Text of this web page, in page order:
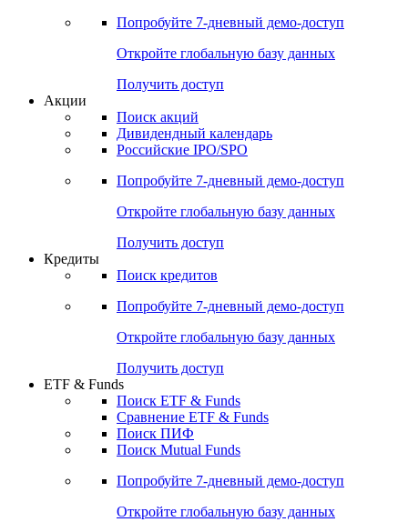
Попробуйте 7-дневный демо-доступ
Откройте глобальную базу данных
Получить доступ
Акции
Поиск акций
Дивидендный календарь
Российские IPO/SPO
Попробуйте 7-дневный демо-доступ
Откройте глобальную базу данных
Получить доступ
Кредиты
Поиск кредитов
Попробуйте 7-дневный демо-доступ
Откройте глобальную базу данных
Получить доступ
ETF & Funds
Поиск ETF & Funds
Сравнение ETF & Funds
Поиск ПИФ
Поиск Mutual Funds
Попробуйте 7-дневный демо-доступ
Откройте глобальную базу данных